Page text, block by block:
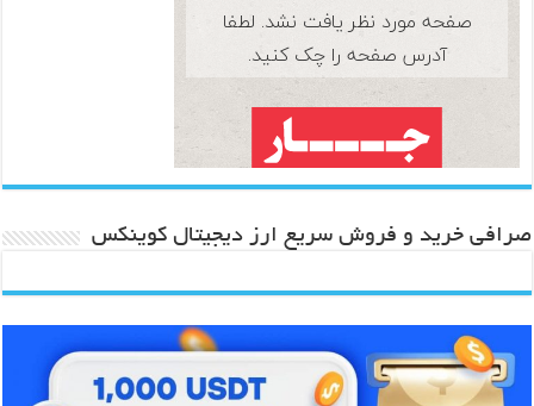
صرافی خرید و فروش سریع ارز دیجیتال کوینکس